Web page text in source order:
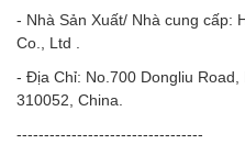
- Nhà Sản Xuất/ Nhà cung cấp:
Co., Ltd .
- Địa Chỉ: No.700 Dongliu Road,
310052, China.
----------------------------------